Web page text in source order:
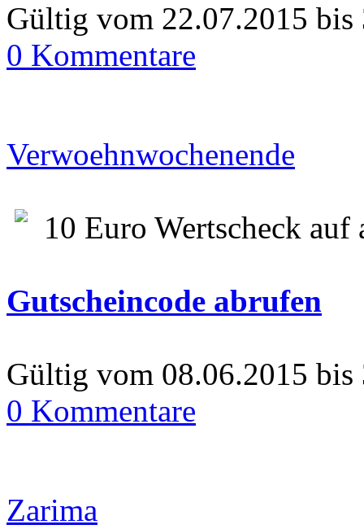
Gültig vom 22.07.2015 bis
0 Kommentare
Verwoehnwochenende
10 Euro Wertscheck
Gutscheincode abrufen
Gültig vom 08.06.2015 bis
0 Kommentare
Zarima